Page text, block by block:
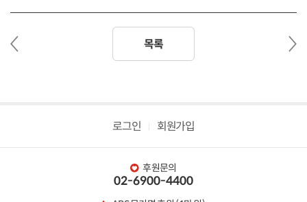
목록
로그인 회원가입
후원문의
02-6900-4400